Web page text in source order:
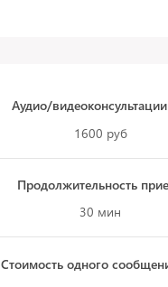
Аудио/видеоконсультации
1600 руб
Продолжительность
30 мин
Стоимость одного